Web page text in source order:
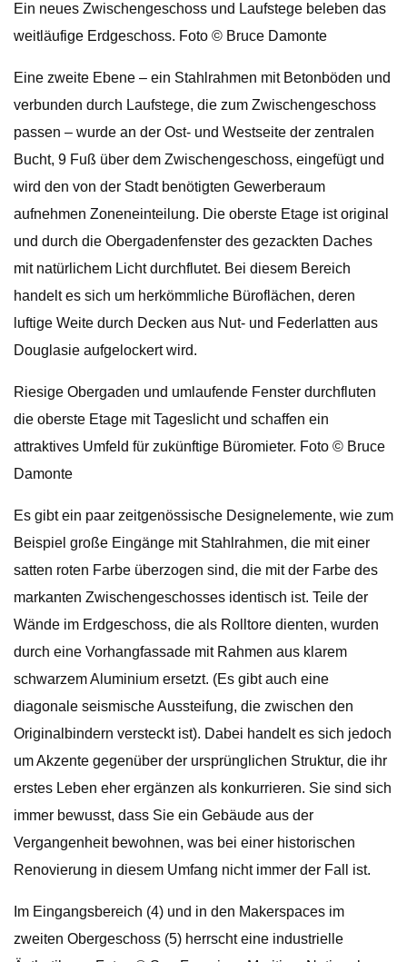
Ein neues Zwischengeschoss und Laufstege beleben das
weitläufige Erdgeschoss. Foto © Bruce Damonte
Eine zweite Ebene – ein Stahlrahmen mit Betonböden und
verbunden durch Laufstege, die zum Zwischengeschoss
passen – wurde an der Ost- und Westseite der zentralen
Bucht, 9 Fuß über dem Zwischengeschoss, eingefügt und
wird den von der Stadt benötigten Gewerberaum
aufnehmen Zoneneinteilung. Die oberste Etage ist original
und durch die Obergadenfenster des gezackten Daches
mit natürlichem Licht durchflutet. Bei diesem Bereich
handelt es sich um herkömmliche Büroflächen, deren
luftige Weite durch Decken aus Nut- und Federlatten aus
Douglasie aufgelockert wird.
Riesige Obergaden und umlaufende Fenster durchfluten
die oberste Etage mit Tageslicht und schaffen ein
attraktives Umfeld für zukünftige Büromieter. Foto © Bruce
Damonte
Es gibt ein paar zeitgenössische Designelemente, wie zum
Beispiel große Eingänge mit Stahlrahmen, die mit einer
satten roten Farbe überzogen sind, die mit der Farbe des
markanten Zwischengeschosses identisch ist. Teile der
Wände im Erdgeschoss, die als Rolltore dienten, wurden
durch eine Vorhangfassade mit Rahmen aus klarem
schwarzem Aluminium ersetzt. (Es gibt auch eine
diagonale seismische Aussteifung, die zwischen den
Originalbindern versteckt ist). Dabei handelt es sich jedoch
um Akzente gegenüber der ursprünglichen Struktur, die ihr
erstes Leben eher ergänzen als konkurrieren. Sie sind sich
immer bewusst, dass Sie ein Gebäude aus der
Vergangenheit bewohnen, was bei einer historischen
Renovierung in diesem Umfang nicht immer der Fall ist.
Im Eingangsbereich (4) und in den Makerspaces im
zweiten Obergeschoss (5) herrscht eine industrielle